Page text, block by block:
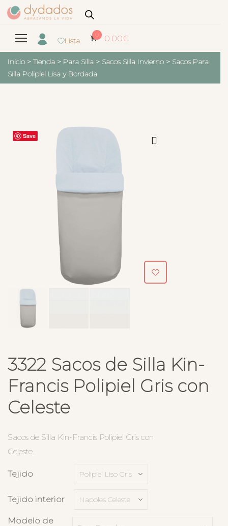
Lista
0 0.00€
Inicio > Tienda > Para Silla > Sacos Silla Invierno > Sacos Para
Silla Polipiel Lisa y Bordada
Save
3322 Sacos de Silla Kin-
Francis Polipiel Gris con
Celeste
Sacos de Silla Kin-Francis Polipiel Gris con
Celeste.
Tejido
Tejido interior
Modelo de